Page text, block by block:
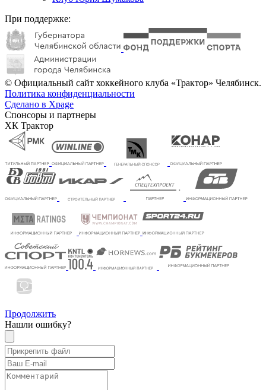
При поддержке:
© Официальный сайт хоккейного клуба «Трактор» Челябинск.
Политика конфиденциальности
Сделано в Xpage
Спонсоры и партнеры
ХК Трактор
Продолжить
Нашли ошибку?